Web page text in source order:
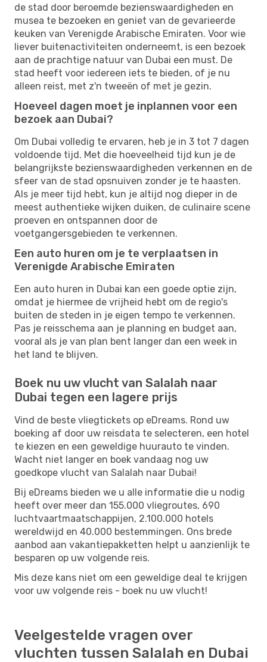
de stad door beroemde bezienswaardigheden en
musea te bezoeken en geniet van de gevarieerde
keuken van Verenigde Arabische Emiraten. Voor wie
liever buitenactiviteiten onderneemt, is een bezoek
aan de prachtige natuur van Dubai een must. De
stad heeft voor iedereen iets te bieden, of je nu
alleen reist, met z'n tweeën of met je gezin.
Hoeveel dagen moet je inplannen voor een
bezoek aan Dubai?
Om Dubai volledig te ervaren, heb je in 3 tot 7 dagen
voldoende tijd. Met die hoeveelheid tijd kun je de
belangrijkste bezienswaardigheden verkennen en de
sfeer van de stad opsnuiven zonder je te haasten.
Als je meer tijd hebt, kun je altijd nog dieper in de
meest authentieke wijken duiken, de culinaire scene
proeven en ontspannen door de
voetgangersgebieden te verkennen.
Een auto huren om je te verplaatsen in
Verenigde Arabische Emiraten
Een auto huren in Dubai kan een goede optie zijn,
omdat je hiermee de vrijheid hebt om de regio's
buiten de steden in je eigen tempo te verkennen.
Pas je reisschema aan je planning en budget aan,
vooral als je van plan bent langer dan een week in
het land te blijven.
Boek nu uw vlucht van Salalah naar
Dubai tegen een lagere prijs
Vind de beste vliegtickets op eDreams. Rond uw
boeking af door uw reisdata te selecteren, een hotel
te kiezen en een geweldige huurauto te vinden.
Wacht niet langer en boek vandaag nog uw
goedkope vlucht van Salalah naar Dubai!
Bij eDreams bieden we u alle informatie die u nodig
heeft over meer dan 155.000 vliegroutes, 690
luchtvaartmaatschappijen, 2.100.000 hotels
wereldwijd en 40.000 bestemmingen. Ons brede
aanbod aan vakantiepakketten helpt u aanzienlijk te
besparen op uw volgende reis.
Mis deze kans niet om een ​​geweldige deal te krijgen
voor uw volgende reis - boek nu uw vlucht!
Veelgestelde vragen over
vluchten tussen Salalah en Dubai